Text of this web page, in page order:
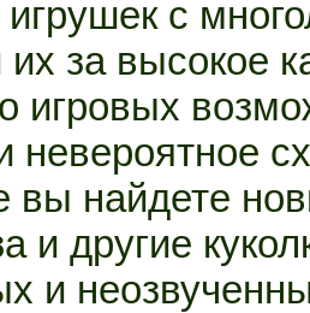
с
за высокое
игровых
невероятное
вы найдете
и другие
и